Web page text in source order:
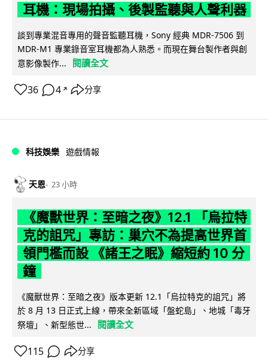
耳機：現場拍攝、後製監聽與人聲利器
談到專業混音專用的聲音監聽耳機，Sony 經典 MDR-7506 到
MDR-M1 專業錄音室耳機都為人熟悉。而現在舞台製作者與創
意影像製作...
閱讀全文
36 4 ↗ 分享
科技娛樂 遊戲情報
天恩 23 小時
《魔獸世界：至暗之夜》12.1 「烏拉特
克的詛咒」專訪：巢穴不為提高世界首
領門檻而設 《諸王之眠》縮短約 10 分
鐘
《魔獸世界：至暗之夜》版本更新 12.1「烏拉特克的詛咒」將
於 8 月 13 日正式上線，帶來全新區域「盤蛇島」、地城「毒牙
祭壇」、新型態世...
閱讀全文
115 分享